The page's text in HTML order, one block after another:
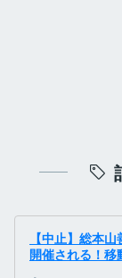
【中止】総本
開催される！移